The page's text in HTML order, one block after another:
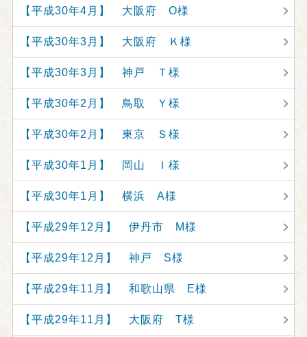
【平成30年4月】 大阪府 O様
【平成30年3月】 大阪府 Ｋ様
【平成30年3月】 神戸 Ｔ様
【平成30年2月】 鳥取 Ｙ様
【平成30年2月】 東京 Ｓ様
【平成30年1月】 岡山 Ｉ様
【平成30年1月】 横浜 A様
【平成29年12月】 伊丹市 M様
【平成29年12月】 神戸 S様
【平成29年11月】 和歌山県 E様
【平成29年11月】 大阪府 T様